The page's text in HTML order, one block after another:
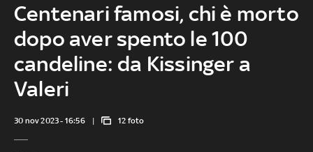
Centenari famosi, chi è morto
dopo aver spento le 100
candeline: da Kissinger a
Valeri
30 nov 2023 - 16:56 12 foto